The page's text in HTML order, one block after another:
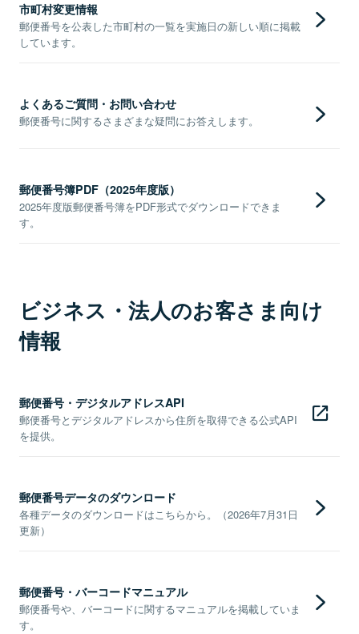
市町村変更情報
郵便番号を公表した市町村の一覧を実施日の新しい順に掲載
しています。
よくあるご質問・お問い合わせ
郵便番号に関するさまざまな疑問にお答えします。
郵便番号簿PDF（2025年度版）
2025年度版郵便番号簿をPDF形式でダウンロードできま
す。
ビジネス・法人のお客さま向け
情報
郵便番号・デジタルアドレスAPI
郵便番号とデジタルアドレスから住所を取得できる公式API
を提供。
郵便番号データのダウンロード
各種データのダウンロードはこちらから。（2026年7月31日
更新）
郵便番号・バーコードマニュアル
郵便番号や、バーコードに関するマニュアルを掲載していま
す。